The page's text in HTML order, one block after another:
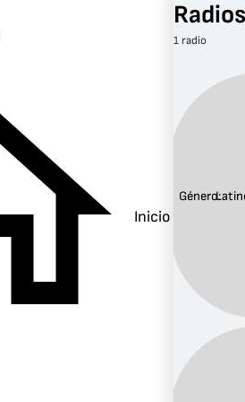
Inicio
1 radio
Género: